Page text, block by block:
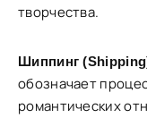
творчества.
Шиппинг
обозначает
романтических